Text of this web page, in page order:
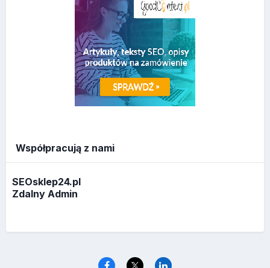
Współpracują z nami
SEOsklep24.pl
Zdalny Admin